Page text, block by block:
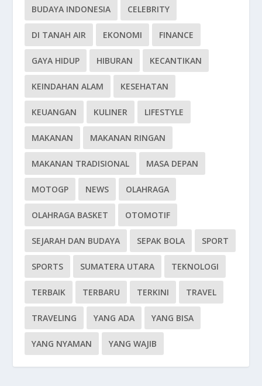
BUDAYA INDONESIA CELEBRITY
DI TANAH AIR EKONOMI FINANCE
GAYA HIDUP HIBURAN KECANTIKAN
KEINDAHAN ALAM KESEHATAN
KEUANGAN KULINER LIFESTYLE
MAKANAN MAKANAN RINGAN
MAKANAN TRADISIONAL MASA DEPAN
MOTOGP NEWS OLAHRAGA
OLAHRAGA BASKET OTOMOTIF
SEJARAH DAN BUDAYA SEPAK BOLA SPORT
SPORTS SUMATERA UTARA TEKNOLOGI
TERBAIK TERBARU TERKINI TRAVEL
TRAVELING YANG ADA YANG BISA
YANG NYAMAN YANG WAJIB